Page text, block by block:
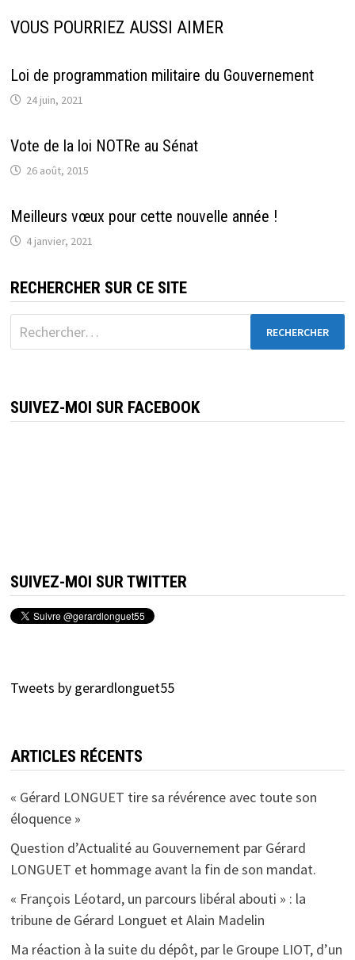
VOUS POURRIEZ AUSSI AIMER
Loi de programmation militaire du Gouvernement
24 juin, 2021
Vote de la loi NOTRe au Sénat
26 août, 2015
Meilleurs vœux pour cette nouvelle année !
4 janvier, 2021
RECHERCHER SUR CE SITE
Rechercher :
SUIVEZ-MOI SUR FACEBOOK
SUIVEZ-MOI SUR TWITTER
Tweets by gerardlonguet55
ARTICLES RÉCENTS
« Gérard LONGUET tire sa révérence avec toute son
éloquence »
Question d’Actualité au Gouvernement par Gérard
LONGUET et hommage avant la fin de son mandat.
« François Léotard, un parcours libéral abouti » : la
tribune de Gérard Longuet et Alain Madelin
Ma réaction à la suite du dépôt, par le Groupe LIOT, d’un